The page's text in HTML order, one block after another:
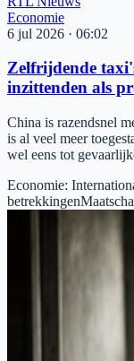
Economie
6 jul 2026 · 06:02
Zelfrijdende
inzittenden als
China is razendsnel
is al veel meer
wel eens tot
Economie:
betrekkingen